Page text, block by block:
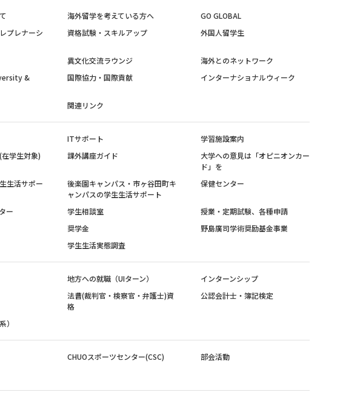
海外留学を考えている方へ
GO GLOBAL
プレナーシ
資格試験・スキルアップ 外国人留学生
異文化交流ラウンジ
海外とのネットワーク
&
国際協力・国際貢献 インターナショナルウィーク
関連リンク
ITサポート
学習施設案内
学生対象)
課外講座ガイド
大学への意見は「オピニオンカー
ド」を
生活サポー
後楽園キャンパス・市ヶ谷田町キ
ャンパスの学生生活サポート
保健センター
ー 学生相談室
授業・定期試験、各種申請
奨学金
野島廣司学術奨励基金事業
学生生活実態調査
地方への就職（UIターン）
インターンシップ
法曹(裁判官・検察官・弁護士)資
格
公認会計士・簿記検定
）
CHUOスポーツセンター(CSC)
部会活動